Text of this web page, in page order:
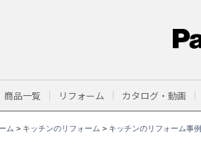
商品一覧 リフォーム カタログ・動画
ム > キッチンのリフォーム > キッチンのリフォーム事例